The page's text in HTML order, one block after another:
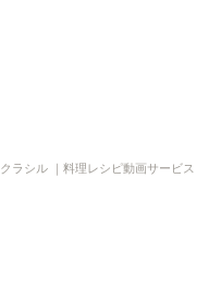
クラシル ｜料理レシピ動画サービス